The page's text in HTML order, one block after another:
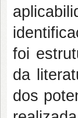
foi
da
dos